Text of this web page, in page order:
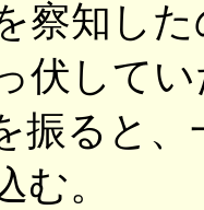
察知し
伏して
振ると
む。